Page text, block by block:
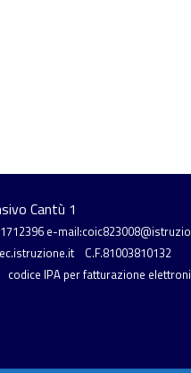
Cantù 1
e-
C.F.81003810132
fatturazione